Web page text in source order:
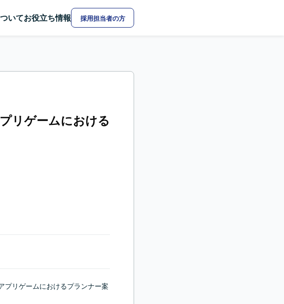
いてお役立ち情報 採用担当者の方
リゲームにおける
プリゲームにおけるプランナー案